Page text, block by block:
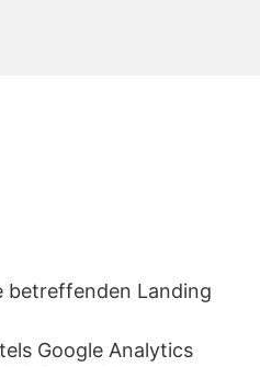
betreffenden Landing
Google Analytics